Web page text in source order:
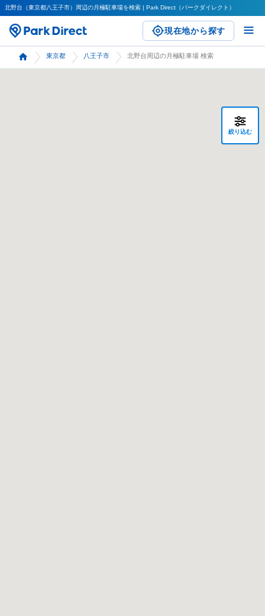
北野台（東京都八王子市）周辺の月極駐車場を検索 | Park Direct（パークダイレクト）
現在地から探す
東京都 八王子市 北野台周辺の月極駐車場 検索
絞り込む